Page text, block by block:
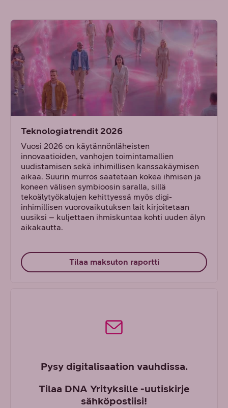
Teknologiatrendit 2026
Vuosi 2026 on käytännönläheisten
innovaatioiden, vanhojen toimintamallien
uudistamisen sekä inhimillisen kanssakäymisen
aikaa. Suurin murros saatetaan kokea ihmisen ja
koneen välisen symbioosin saralla, sillä
tekoälytyökalujen kehittyessä myös digi-
inhimillisen vuorovaikutuksen lait kirjoitetaan
uusiksi – kuljettaen ihmiskuntaa kohti uuden älyn
aikakautta.
Tilaa maksuton raportti
Pysy digitalisaation vauhdissa.
Tilaa DNA Yrityksille -uutiskirje
sähköpostiisi!